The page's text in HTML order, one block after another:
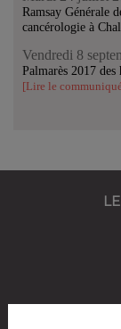
Ramsay Générale
cancérologie à
Vendredi 8
Palmarès 2017
[Lire le